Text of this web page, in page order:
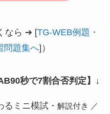
なら ➔ [TG-WEB例題・
問題集へ]）
秒で7割合否判定】 ↓
るミニ模試・ 解説付き ／